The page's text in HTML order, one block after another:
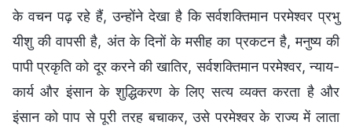
के वचन पढ़ रहे हैं, उन्होंने देखा है कि सर्वशक्तिमान परमेश्वर प्रभु
यीशु की वापसी है, अंत के दिनों के मसीह का प्रकटन है, मनुष्य की
पापी प्रकृति को दूर करने की खातिर, सर्वशक्तिमान परमेश्वर, न्याय-
कार्य और इंसान के शुद्धिकरण के लिए सत्य व्यक्त करता है और
इंसान को पाप से पूरी तरह बचाकर, उसे परमेश्वर के राज्य में लाता